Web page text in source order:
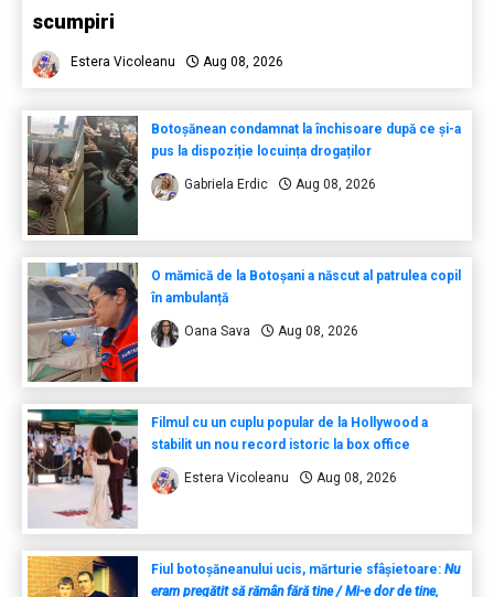
scumpiri
Estera Vicoleanu Aug 08, 2026
Botoșănean condamnat la închisoare după ce și-a
pus la dispoziție locuința drogaților
Gabriela Erdic Aug 08, 2026
O mămică de la Botoșani a născut al patrulea copil
în ambulanță
Oana Sava Aug 08, 2026
Filmul cu un cuplu popular de la Hollywood a
stabilit un nou record istoric la box office
Estera Vicoleanu Aug 08, 2026
Fiul botoșăneanului ucis, mărturie sfâșietoare: Nu
eram pregătit să rămân fără tine / Mi-e dor de tine,